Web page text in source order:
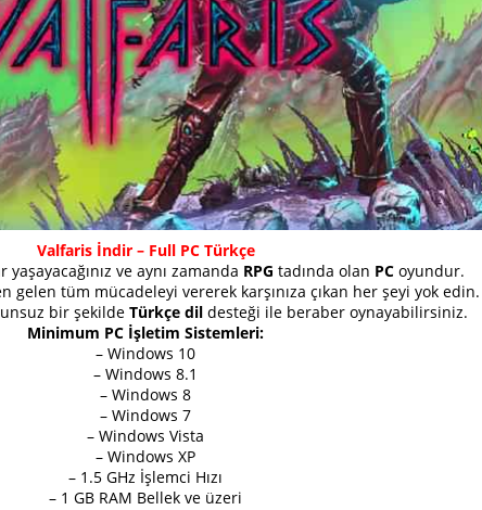
Valfaris İndir – Full PC Türkçe
ve aynı zamanda RPG tadında olan PCoyundur.
gelen tüm mücadeleyi vererek karşınıza çıkan her şeyi yok edin.
bir şekilde Türkçe dil desteği ile beraber oynayabilirsiniz.
Minimum PC İşletim Sistemleri:
– Windows 10
– Windows 8.1
– Windows 8
– Windows 7
– Windows Vista
– Windows XP
– 1.5 GHz İşlemci Hızı
– 1 GB RAM Bellek ve üzeri